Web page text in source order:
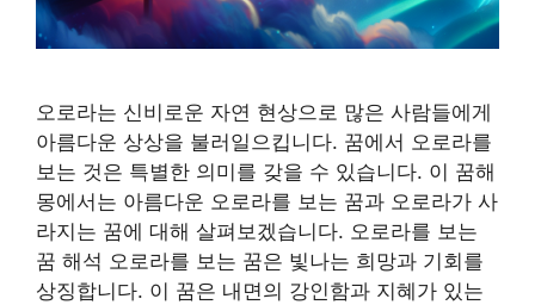
오로라는 신비로운 자연 현상으로 많은 사람들에게
아름다운 상상을 불러일으킵니다. 꿈에서 오로라를
보는 것은 특별한 의미를 갖을 수 있습니다. 이 꿈해
몽에서는 아름다운 오로라를 보는 꿈과 오로라가 사
라지는 꿈에 대해 살펴보겠습니다. 오로라를 보는
꿈 해석 오로라를 보는 꿈은 빛나는 희망과 기회를
상징합니다. 이 꿈은 내면의 강인함과 지혜가 있는